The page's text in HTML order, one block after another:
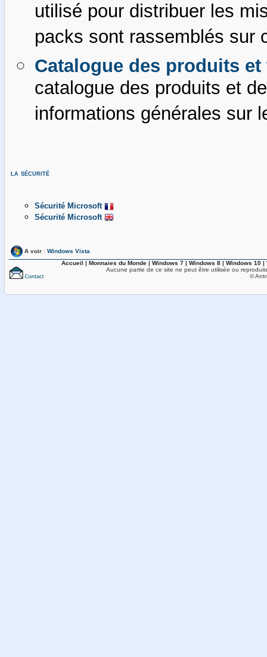
utilisé pour distribuer les
packs sont rassemblés sur
Catalogue des produits
catalogue des produits et
informations générales sur
la sécurité
Sécurité Microsoft
Sécurité Microsoft
A voir : Windows Vista
Accueil | Monnaies du Monde | Windows 7 | Windows 8 | Windows 10 |
Aucune partie de ce site ne peut être utilisée ou
©